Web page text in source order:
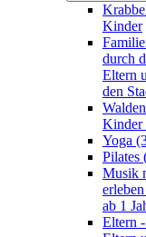
Kinder
durch
Eltern
den
Kinder
Yoga
Pilates
Musik
ab 1
Eltern